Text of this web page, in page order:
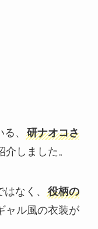
、 研ナオコさ
介しました。
なく、 役柄の
ャル風の衣装が